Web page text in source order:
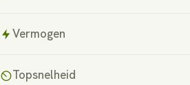
Vermogen
Topsnelheid